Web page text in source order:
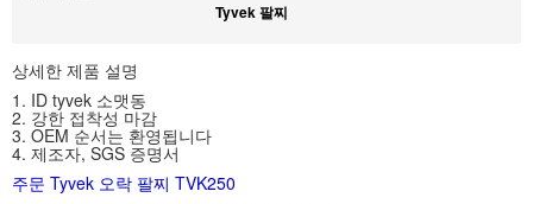
Tyvek 팔찌
상세한 제품 설명
1. ID tyvek 소맷동
2. 강한 접착성 마감
3. OEM 순서는 환영됩니다
4. 제조자, SGS 증명서
주문 Tyvek 오락 팔찌 TVK250